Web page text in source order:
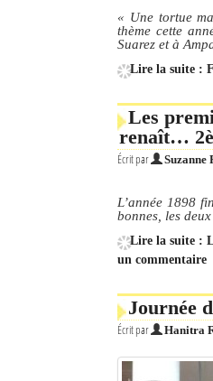
« Une tortue
thème cette
Suarez et à
Lire la suite :
Les
renaît…
Écrit par Suzanne
L’année 1898
bonnes, les
Lire la suite :
un commentaire
Journée
Écrit par Hanitra